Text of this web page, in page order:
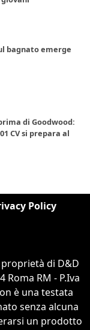
bagnato emerge
di Goodwood:
CV si prepara al
Policy
di D&D
Roma RM - P.Iva
è una testata
senza alcuna
un prodotto